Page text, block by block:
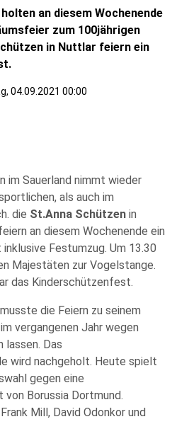
an diesem Wochenende
zum 100jährigen
in Nuttlar feiern ein
04.09.2021 00:00
im Sauerland nimmt wieder
als auch im
die St.Anna Schützen in
an diesem Wochenende ein
Festumzug. Um 13.30
Majestäten zur Vogelstange.
das Kinderschützenfest.
musste die Feiern zu seinem
vergangenen Jahr wegen
lassen. Das
wird nachgeholt. Heute spielt
gegen eine
Borussia Dortmund.
Mill, David Odonkor und